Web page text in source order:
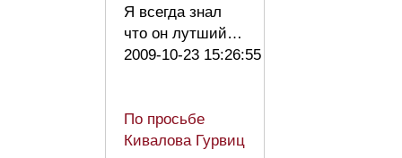
Я всегда знал
что он лутший…
2009-10-23 15:26:55
По просьбе
Кивалова Гурвиц